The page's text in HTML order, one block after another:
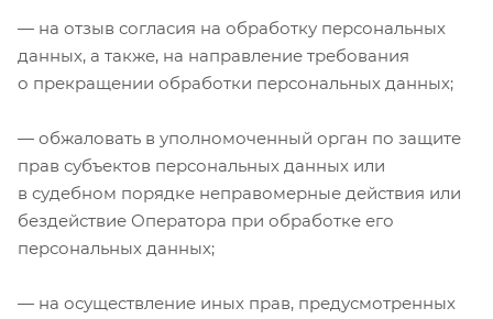
— на отзыв согласия на обработку персональных
данных, а также, на направление требования
о прекращении обработки персональных данных;
— обжаловать в уполномоченный орган по защите
прав субъектов персональных данных или
в судебном порядке неправомерные действия или
бездействие Оператора при обработке его
персональных данных;
— на осуществление иных прав, предусмотренных